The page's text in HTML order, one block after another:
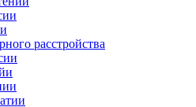
расстройства